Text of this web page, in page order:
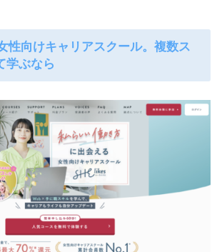
性向けキャリアスクール。複数ス
学ぶなら